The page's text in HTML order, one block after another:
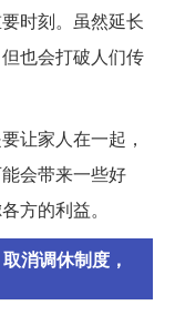
时刻。虽然延长
也会打破人们传
让家人在一起，
会带来一些好
方的利益。
消调休制度，